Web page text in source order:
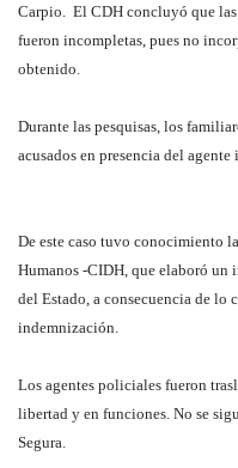
Carpio. El CDH concluyó que
fueron incompletas, pues no
obtenido.
Durante las pesquisas, los
acusados en presencia del agente
De este caso tuvo conocimiento
Humanos -CIDH, que elaboró un
del Estado, a consecuencia de lo
indemnización.
Los agentes policiales fueron
libertad y en funciones. No se
Segura.